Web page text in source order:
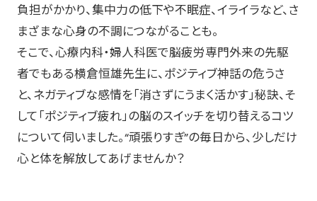
負担がかかり、集中力の低下や不眠症、イライラなど、さ
まざまな心身の不調につながることも。
そこで、心療内科・婦人科医で脳疲労専門外来の先駆
者でもある横倉恒雄先生に、ポジティブ神話の危うさ
と、ネガティブな感情を「消さずにうまく活かす」秘訣、そ
して「ポジティブ疲れ」の脳のスイッチを切り替えるコツ
について伺いました。“頑張りすぎ”の毎日から、少しだけ
心と体を解放してあげませんか？